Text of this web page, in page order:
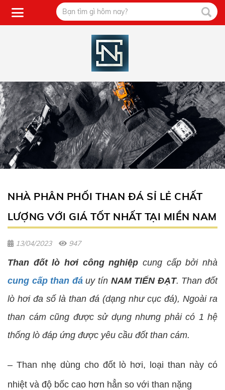
NHÀ PHÂN PHỐI THAN ĐÁ SỈ LẺ CHẤT
LƯỢNG VỚI GIÁ TỐT NHẤT TẠI MIỀN NAM
13/04/2023 947
Than đốt lò hơi công nghiệp cung cấp bởi nhà
cung cấp than đáuy tín NAM TIẾN ĐẠT. Than đốt
lò hơi đa số là than đá (dạng như cục đá), Ngoài ra
than cám cũng được sử dụng nhưng phải có 1 hệ
thống lò đáp ứng được yêu cầu đốt than cám.
– Than nhẹ dùng cho đốt lò hơi, loại than này có
nhiệt và độ bốc cao hơn hẳn so với than nặng